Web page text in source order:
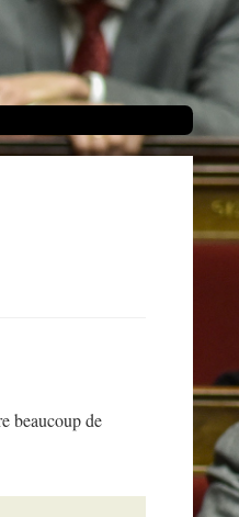
beaucoup de